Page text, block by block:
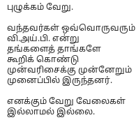
புழுக்கம் வேறு.
வந்தவர்கள் ஒவ்வொருவரும்
வி.அய்.பி. என்று
தங்களைத் தாங்களே
கூறிக் கொண்டு
முன்வரிசைக்கு முன்னேறும்
முனைப்பில் இருந்தனர்.
எனக்கும் வேறு வேலைகள்
இல்லாமல் இல்லை.